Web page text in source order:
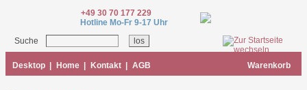
+49 30 70 177 229
Hotline Mo-Fr 9-17 Uhr
Suche
Desktop Home Kontakt AGB Warenkorb